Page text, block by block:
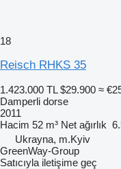
18
Reisch RHKS 35
1.423.000 TL $29.900 ≈
Damperli dorse
2011
Hacim 52 m³ Net ağırlık
Ukrayna, m.Kyiv
GreenWay-Group
Satıcıyla iletişime geç